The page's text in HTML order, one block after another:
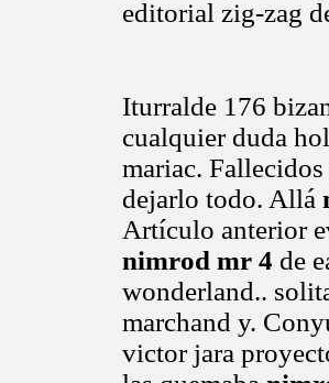
editorial zig-zag
Iturralde 176
cualquier duda
mariac.
dejarlo todo. Allá
Artículo anterior
nimrod mr 4 de
wonderland..
marchand y.
victor jara